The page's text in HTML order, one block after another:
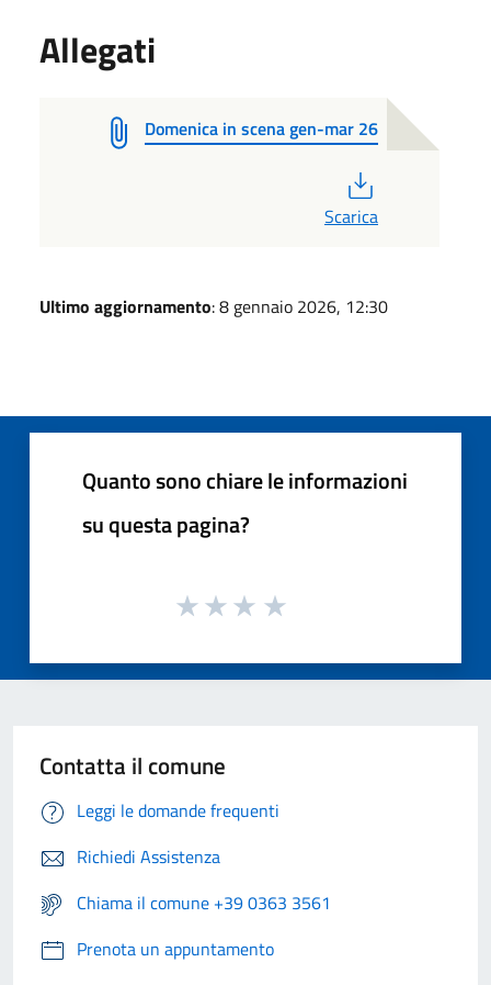
Allegati
Domenica in scena gen-mar 26
Scarica
Ultimo aggiornamento: 8 gennaio 2026, 12:30
Quanto sono chiare le informazioni
su questa pagina?
Contatta il comune
Leggi le domande frequenti
Richiedi Assistenza
Chiama il comune +39 0363 3561
Prenota un appuntamento